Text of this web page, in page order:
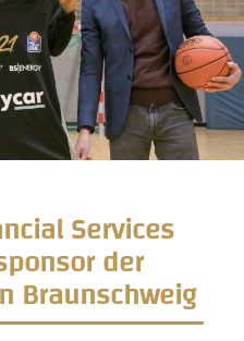
Services
der
Braunschweig